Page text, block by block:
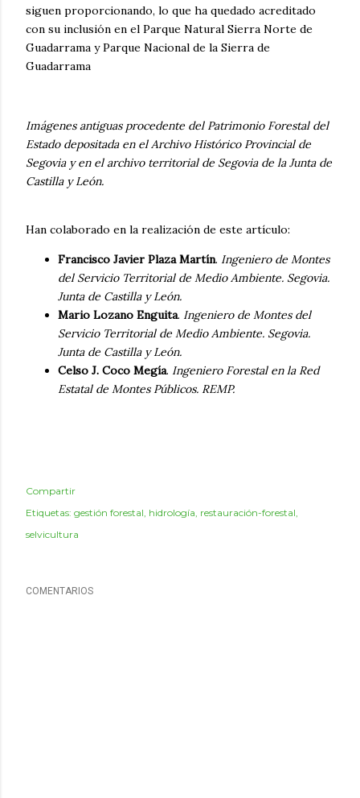
siguen proporcionando, lo que ha quedado acreditado
con su inclusión en el Parque Natural Sierra Norte de
Guadarrama y Parque Nacional de la Sierra de
Guadarrama
Imágenes antiguas procedente del Patrimonio Forestal del
Estado depositada en el Archivo Histórico Provincial de
Segovia y en el archivo territorial de Segovia de la Junta de
Castilla y León.
Han colaborado en la realización de este artículo:
Francisco Javier Plaza Martín. Ingeniero de Montes
del Servicio Territorial de Medio Ambiente. Segovia.
Junta de Castilla y León.
Mario Lozano Enguita. Ingeniero de Montes del
Servicio Territorial de Medio Ambiente. Segovia.
Junta de Castilla y León.
Celso J. Coco Megía. Ingeniero Forestal en la Red
Estatal de Montes Públicos. REMP.
Compartir
Etiquetas: gestión forestal hidrología restauración-forestal
selvicultura
COMENTARIOS